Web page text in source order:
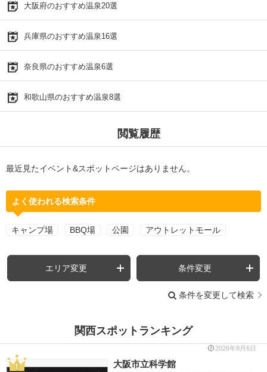
大阪府のおすすめ温泉20選
兵庫県のおすすめ温泉16選
奈良県のおすすめ温泉6選
和歌山県のおすすめ温泉8選
閲覧履歴
最近見たイベント&スポットページはありません。
よく使われる検索条件
キャンプ場 BBQ場 公園 アウトレットモール
エリア変更 条件変更
条件を変更して検索
関西スポットランキング
2026年8月6日
大阪市立科学館